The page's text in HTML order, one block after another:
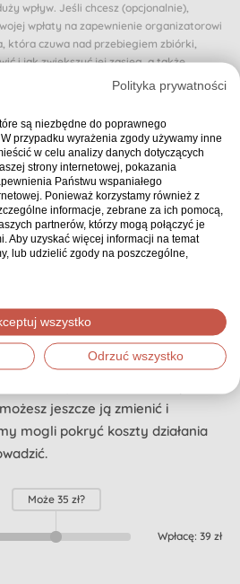
wpływ. Jeśli chcesz (opcjonalnie),
wpłaty na zapewnienie organizatorowi
która czuwa nad przebiegiem zbiórki,
i jak zwiększyć jej zasięg, a także
nie zostaje sam i otrzymuje realne
temu osoba, której dotyczy zbiórka,
(domyślnie wybraną) część swojej
Opiekuna? Jeśli nie, możesz wybrać inną
Wybrana kwota: 30,00 zł
jeszcze ją zmienić i
mogli pokryć koszty działania
Może 35 zł?
Wpłacę: 39 zł
Polityka prywatności
są niezbędne do poprawnego
przypadku wyrażenia zgody używamy inne
w celu analizy danych dotyczących
strony internetowej, pokazania
Państwu wspaniałego
Ponieważ korzystamy również z
informacje, zebrane za ich pomocą,
partnerów, którzy mogą połączyć je
Aby uzyskać więcej informacji na temat
lub udzielić zgody na poszczególne,
wszystko
Odrzuć wszystko